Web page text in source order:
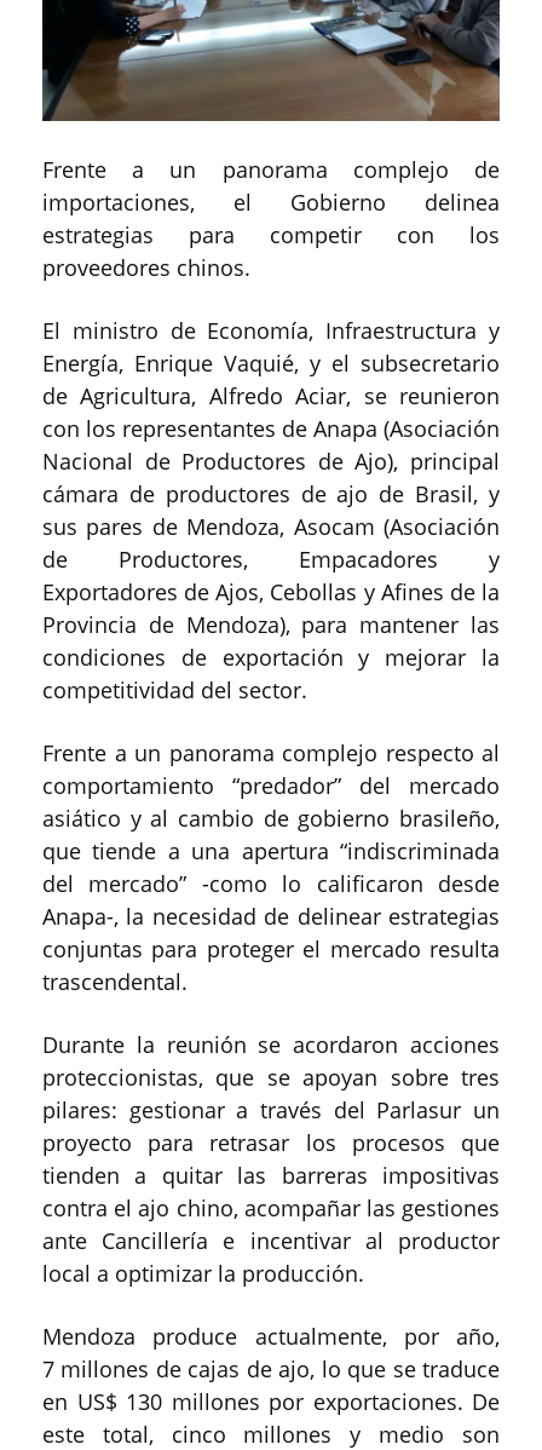
Frente a un panorama complejo de
importaciones, el Gobierno delinea
estrategias para competir con los
proveedores chinos.
El ministro de Economía, Infraestructura y
Energía, Enrique Vaquié, y el subsecretario
de Agricultura, Alfredo Aciar, se reunieron
con los representantes de Anapa (Asociación
Nacional de Productores de Ajo), principal
cámara de productores de ajo de Brasil, y
sus pares de Mendoza, Asocam (Asociación
de Productores, Empacadores y
Exportadores de Ajos, Cebollas y Afines de la
Provincia de Mendoza), para mantener las
condiciones de exportación y mejorar la
competitividad del sector.
Frente a un panorama complejo respecto al
comportamiento “predador” del mercado
asiático y al cambio de gobierno brasileño,
que tiende a una apertura “indiscriminada
del mercado” -como lo calificaron desde
Anapa-, la necesidad de delinear estrategias
conjuntas para proteger el mercado resulta
trascendental.
Durante la reunión se acordaron acciones
proteccionistas, que se apoyan sobre tres
pilares: gestionar a través del Parlasur un
proyecto para retrasar los procesos que
tienden a quitar las barreras impositivas
contra el ajo chino, acompañar las gestiones
ante Cancillería e incentivar al productor
local a optimizar la producción.
Mendoza produce actualmente, por año,
7 millones de cajas de ajo, lo que se traduce
en US$ 130 millones por exportaciones. De
este total, cinco millones y medio son